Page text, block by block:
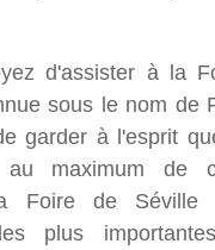
d'assister à la
sous le nom de
garder à l'esprit
maximum de
Foire de
les plus